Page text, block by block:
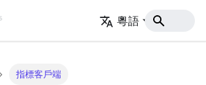
粵語 主頁
指標客戶端